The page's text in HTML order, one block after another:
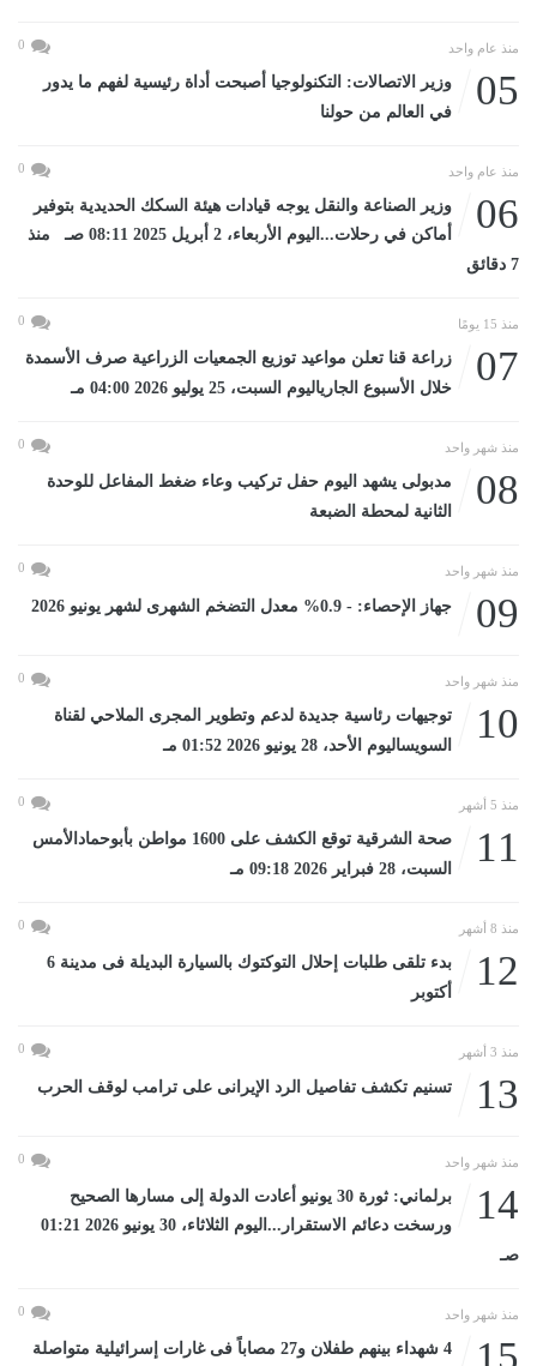
منذ عام واحد 0
05
وزير الاتصالات: التكنولوجيا أصبحت أداة رئيسية لفهم ما يدور
في العالم من حولنا
منذ عام واحد 0
06
وزير الصناعة والنقل يوجه قيادات هيئة السكك الحديدية بتوفير
أماكن في رحلات...اليوم الأربعاء، 2 أبريل 2025 08:11 صـ منذ
7 دقائق
منذ 15 يومًا 0
07
زراعة قنا تعلن مواعيد توزيع الجمعيات الزراعية صرف الأسمدة
خلال الأسبوع الجارياليوم السبت، 25 يوليو 2026 04:00 مـ
منذ شهر واحد 0
08
مدبولى يشهد اليوم حفل تركيب وعاء ضغط المفاعل للوحدة
الثانية لمحطة الضبعة
منذ شهر واحد 0
09 جهاز الإحصاء: - 0.9% معدل التضخم الشهرى لشهر يونيو 2026
منذ شهر واحد 0
10
توجيهات رئاسية جديدة لدعم وتطوير المجرى الملاحي لقناة
السويساليوم الأحد، 28 يونيو 2026 01:52 مـ
منذ 5 أشهر 0
11
صحة الشرقية توقع الكشف على 1600 مواطن بأبوحمادالأمس
السبت، 28 فبراير 2026 09:18 مـ
منذ 8 أشهر 0
12
بدء تلقى طلبات إحلال التوكتوك بالسيارة البديلة فى مدينة 6
أكتوبر
منذ 3 أشهر 0
13 تسنيم تكشف تفاصيل الرد الإيرانى على ترامب لوقف الحرب
منذ شهر واحد 0
14
برلماني: ثورة 30 يونيو أعادت الدولة إلى مسارها الصحيح
ورسخت دعائم الاستقرار...اليوم الثلاثاء، 30 يونيو 2026 01:21
صـ
منذ شهر واحد 0
4 شهداء بينهم طفلان و27 مصاباً فى غارات إسرائيلية متواصلة